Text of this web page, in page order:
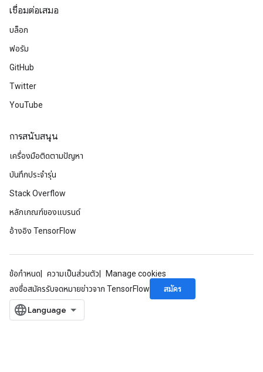
เชื่อมต่อเสมอ
บล็อก
ฟอรัม
GitHub
Twitter
YouTube
การสนับสนุน
เครื่องมือติดตามปัญหา
บันทึกประจำรุ่น
Stack Overflow
หลักเกณฑ์ของแบรนด์
อ้างอิง TensorFlow
ข้อกำหนด ความเป็นส่วนตัว
Manage cookies
ลงชื่อสมัครรับจดหมายข่าวจาก TensorFlow
สมัคร